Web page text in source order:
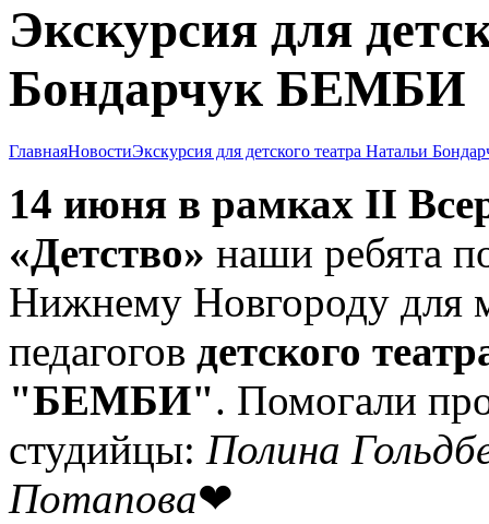
Экскурсия для
Бондарчук БЕМБИ
ГлавнаяНовостиЭкскурсия для детского театра Натальи
14 июня в рамках II
«Детство» наши ребята
Нижнему Новгороду для
педагогов детского
"БЕМБИ". Помогали
студийцы: Полина
Потапова❤